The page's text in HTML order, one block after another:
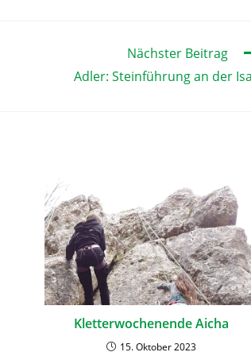
Nächster Beitrag
Adler: Steinführung an der
Kletterwochenende Aicha
15. Oktober 2023